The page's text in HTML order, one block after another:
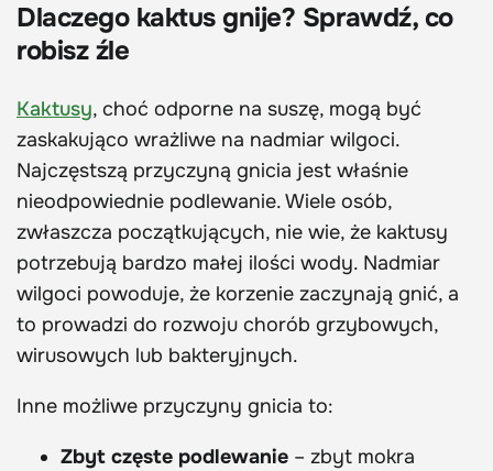
Dlaczego kaktus gnije? Sprawdź, co
robisz źle
Kaktusy, choć odporne na suszę, mogą być
zaskakująco wrażliwe na nadmiar wilgoci.
Najczęstszą przyczyną gnicia jest właśnie
nieodpowiednie podlewanie. Wiele osób,
zwłaszcza początkujących, nie wie, że kaktusy
potrzebują bardzo małej ilości wody. Nadmiar
wilgoci powoduje, że korzenie zaczynają gnić, a
to prowadzi do rozwoju chorób grzybowych,
wirusowych lub bakteryjnych.
Inne możliwe przyczyny gnicia to:
Zbyt częste podlewanie – zbyt mokra